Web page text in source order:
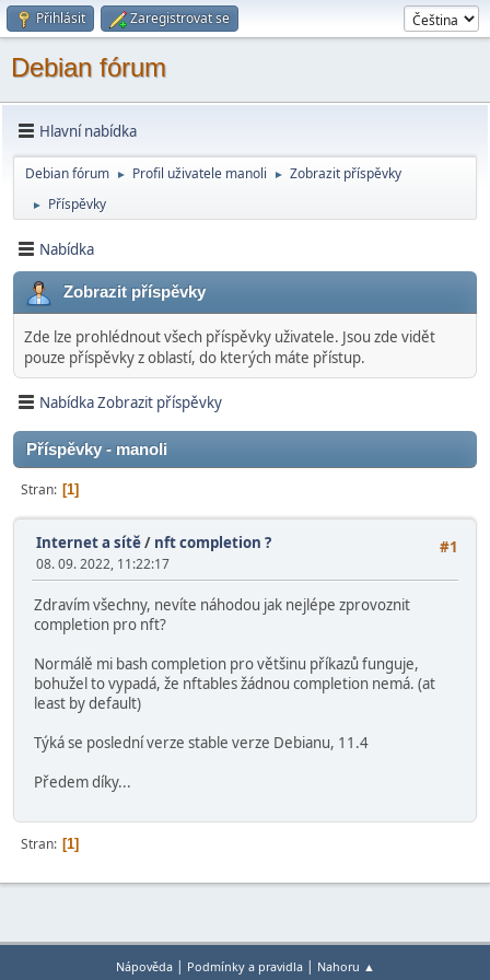
Přihlásit Zaregistrovat se
Debian fórum
Hlavní nabídka
Debian fórum ► Profil uživatele manoli ► Zobrazit příspěvky
► Příspěvky
Nabídka
Zobrazit příspěvky
Zde lze prohlédnout všech příspěvky uživatele. Jsou zde vidět
pouze příspěvky z oblastí, do kterých máte přístup.
Nabídka Zobrazit příspěvky
Příspěvky - manoli
Stran 1
#1
Internet a sítě/ nft completion ?
08. 09. 2022, 11:22:17
Zdravím všechny, nevíte náhodou jak nejlépe zprovoznit
completion pro nft?
Normálě mi bash completion pro většinu příkazů funguje,
bohužel to vypadá, že nftables žádnou completion nemá. (at
least by default)
Týká se poslední verze stable verze Debianu, 11.4
Předem díky...
Stran 1
Nápověda| Podmínky a pravidla| Nahoru ▲